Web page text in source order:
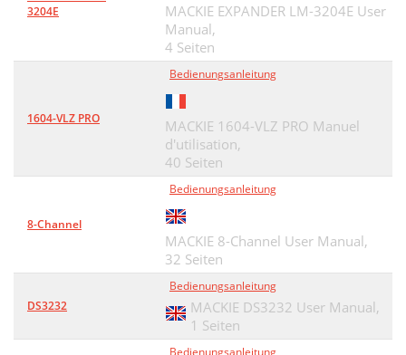
3204E
MACKIE EXPANDER LM-3204E User
Manual,
4 Seiten
1604-VLZ PRO
Bedienungsanleitung
MACKIE 1604-VLZ PRO Manuel
d'utilisation,
40 Seiten
8-Channel
Bedienungsanleitung
MACKIE 8-Channel User Manual,
32 Seiten
DS3232
Bedienungsanleitung
MACKIE DS3232 User Manual,
1 Seiten
Bedienungsanleitung